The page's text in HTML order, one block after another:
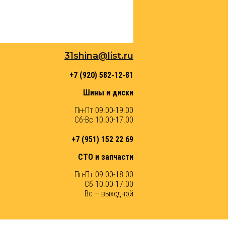
31shina@list.ru
+7 (920) 582-12-81
Шины и диски
Пн-Пт 09.00-19.00
Сб-Вс 10.00-17.00
+7 (951) 152 22 69
СТО и запчасти
Пн-Пт 09.00-18.00
Сб 10.00-17.00
Вс – выходной